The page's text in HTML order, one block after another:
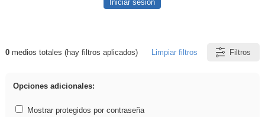
Iniciar sesión
Resultados de: vidriera
0medios totales (hay filtros aplicados) Limpiar filtros Filtros
Opciones adicionales:
Mostrar protegidos por contraseña